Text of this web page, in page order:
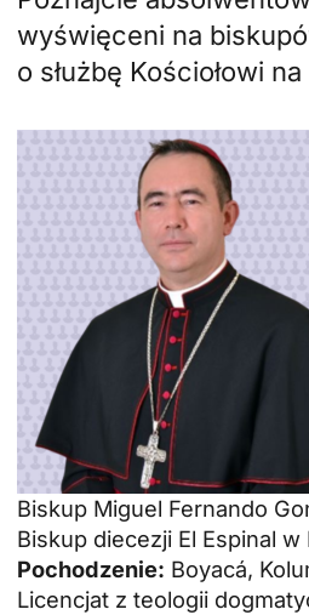
wyświęceni na
o służbę Kościołowi
Biskup Miguel Fernando
Biskup diecezji El Espinal
Pochodzenie: Boyacá,
Licencjat z teologii